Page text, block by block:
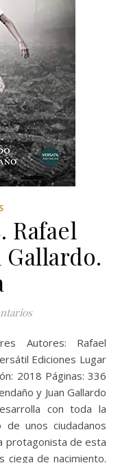
Rafael
Gallardo.
Ediciones Lugar
2018 Páginas: 336
y Juan Gallardo
con toda la
unos ciudadanos
protagonista de esta
ciega de nacimiento.